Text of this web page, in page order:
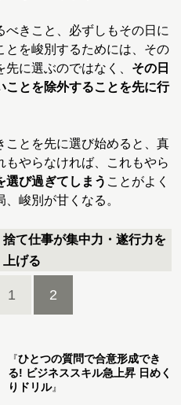
きこと、必ずしもその日に
とを峻別するためには、その
に選ぶのではなく、 その日
ことを除外することを先に行
とを先に選び始めると、真
もやらなければ、これもやら
選び過ぎてしまう ことがよく
峻別が甘くなる。
捨て仕事が集中力・遂行力を
上げる
1 2
『ひとつの質問で合意形成でき
る! ビジネススキル急上昇 日めく
りドリル』